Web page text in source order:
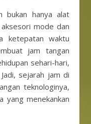
bukan hanya alat
mode dan
ketepatan waktu
jam tangan
sehari-hari,
sejarah jam di
teknologinya,
yang menekankan